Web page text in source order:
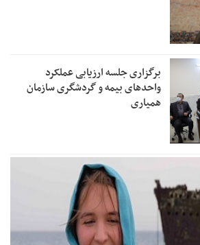
برگزاری جلسه ارزیابی عملکرد
واحدهای بیمه و گردشگری سازمان
همیاری